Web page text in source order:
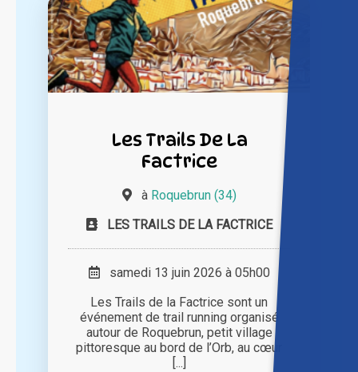
Les Trails De La
Factrice
à Roquebrun (34)
LES TRAILS DE LA FACTRICE
samedi 13 juin 2026 à 05h00
Les Trails de la Factrice sont un
événement de trail running organisé
autour de Roquebrun, petit village
pittoresque au bord de l’Orb, au cœur
[...]